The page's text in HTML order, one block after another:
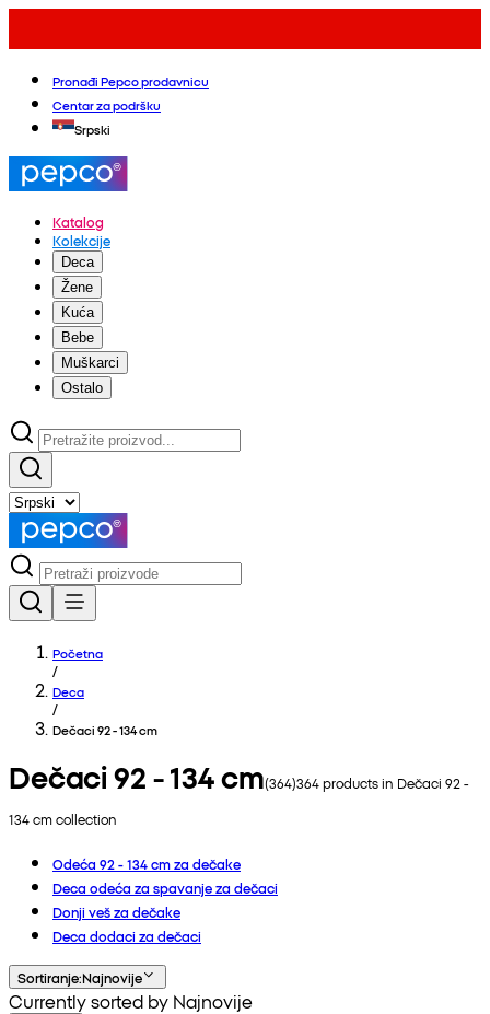
Pronađi Pepco prodavnicu
Centar za podršku
Srpski
Katalog
Kolekcije
Deca
Žene
Kuća
Bebe
Muškarci
Ostalo
Početna
/
Deca
/
Dečaci 92 - 134 cm
Dečaci 92 - 134 cm(364)364products in Dečaci 92 -
134 cmcollection
Odeća 92 - 134 cm za dečake
Deca odeća za spavanje za dečaci
Donji veš za dečake
Deca dodaci za dečaci
Sortiranje:Najnovije
Currently sorted by Najnovije